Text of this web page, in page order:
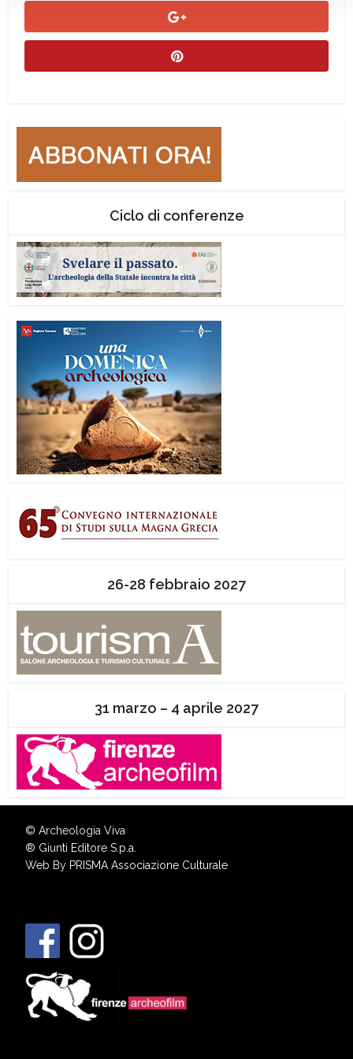
Ciclo di conferenze
26-28 febbraio 2027
31 marzo – 4 aprile 2027
© Archeologia Viva
® Giunti Editore S.p.a.
Web By PRISMA Associazione Culturale